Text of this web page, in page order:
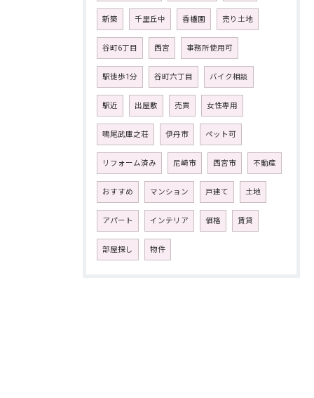
新築 千里丘中 香櫨園 売り土地
谷町6丁目 西宮 事務所使用可
駅徒歩1分 谷町六丁目 バイク相談
駅近 出屋敷 売買 女性専用
鳴尾武庫之荘 伊丹市 ペット可
リフォーム済み 尼崎市 西宮市 不動産
おすすめ マンション 戸建て 土地
アパート インテリア 価格 賃貸
部屋探し 物件